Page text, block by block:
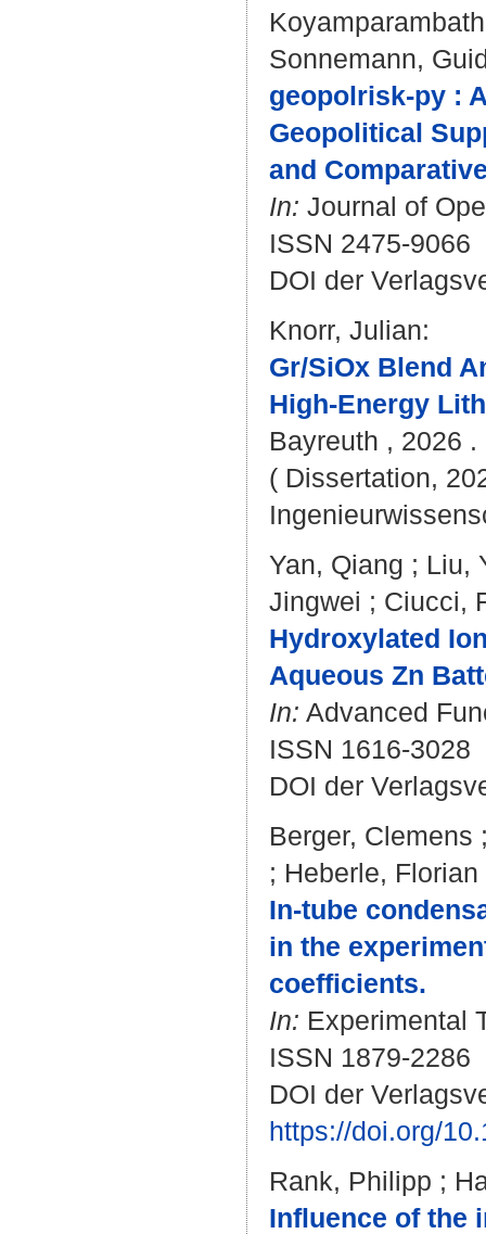
Sonnemann,
geopolrisk-py :
Geopolitical
and
In: Journal of
ISSN 2475-9066
DOI der
Knorr, Julian:
Gr/SiOx Blend
High-Energy
Bayreuth , 2026 .
( Dissertation,
Yan, Qiang ; Liu,
Jingwei ; Ciucci,
Hydroxylated
Aqueous Zn
In: Advanced
ISSN 1616-3028
DOI der
Berger, Clemens
; Heberle, Florian
In-tube
in the
coefficients.
In: Experimental
ISSN 1879-2286
DOI der
https://doi.org/
Rank, Philipp ;
Influence of the